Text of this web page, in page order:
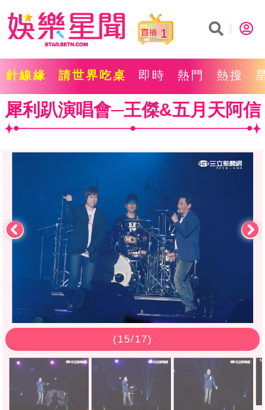
1
針線緣 請世界吃桌 即時 熱門 熱搜
犀利趴演唱會─王傑&五月天阿信
(15/17)